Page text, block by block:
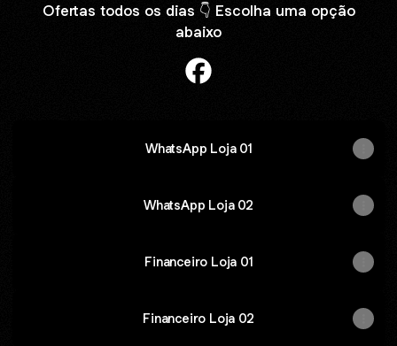
Ofertas todos os dias 👇 Escolha uma opção
abaixo
WhatsApp Loja 01
WhatsApp Loja 02
Financeiro Loja 01
Financeiro Loja 02